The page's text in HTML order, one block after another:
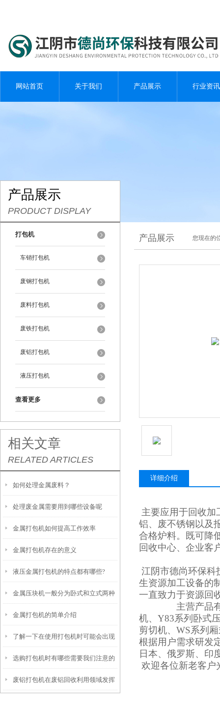
网站首页 关于我们 产品展示 行业资讯
产品展示
PRODUCT DISPLAY
打包机
车销打包机
废钢打包机
废料打包机
废铁打包机
废铝打包机
液压打包机
查看更多
相关文章
RELATED ARTICLES
如何处理金属废料？
处理废金属需要用到哪些设备呢
金属打包机如何提高工作效率
金属打包机存在的意义
液压金属打包机的特点都有哪些?
金属压块机一般分为卧式和立式两种
金属打包机的简单介绍
了解一下在使用打包机时可能会出现
的故障及处理方法
选购打包机时有哪些需要我们注意的
呢
废铝打包机在废铝回收利用领域发挥
产品展示 您现在的
详细介绍
主要应用于回收加
铝、废不锈钢以及
合格炉料。既可降
回收中心、企业客
江阴市德尚环保
生资源加工设备的
一直致力于资源回
主营产品
机、Y83系列卧式
剪切机、WS系列
根据用户需求研发
日本、俄罗斯、印
欢迎各位新老客户